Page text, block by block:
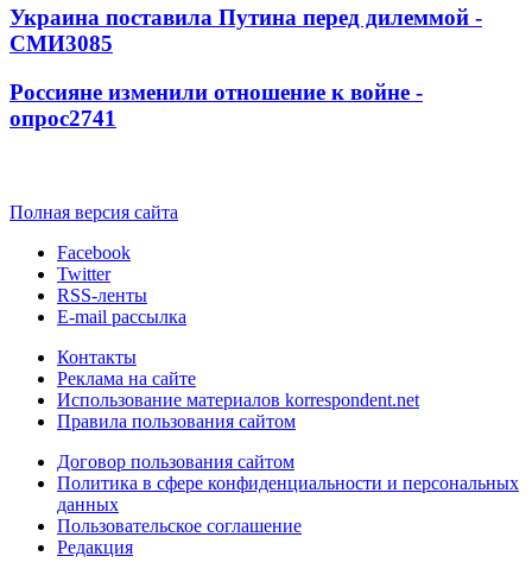
Украина поставила Путина перед дилеммой -
СМИ3085
Россияне изменили отношение к войне -
опрос2741
Полная версия сайта
Facebook
Twitter
RSS-ленты
E-mail рассылка
Контакты
Реклама на сайте
Использование материалов korrespondent.net
Правила пользования сайтом
Договор пользования сайтом
Политика в сфере конфиденциальности и персональных
данных
Пользовательское соглашение
Редакция